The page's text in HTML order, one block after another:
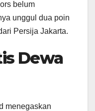
belum
unggul dua poin
Persija Jakarta.
Dewa
menegaskan